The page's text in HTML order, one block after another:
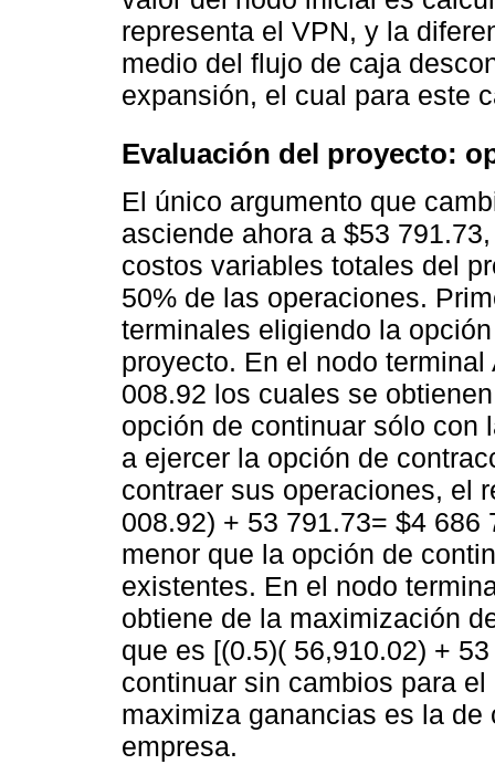
representa el VPN, y la
medio del flujo de caja
expansión, el cual para este
Evaluación del proyecto:
El único argumento que
asciende ahora a $53
costos variables totales del
50% de las operaciones.
terminales eligiendo la
proyecto. En el nodo
008.92 los cuales se
opción de continuar sólo con
a ejercer la opción de
contraer sus operaciones, el
008.92) + 53 791.73= $4
menor que la opción de
existentes. En el nodo
obtiene de la maximización
que es [(0.5)( 56,910.02) +
continuar sin cambios para
maximiza ganancias es la
empresa.